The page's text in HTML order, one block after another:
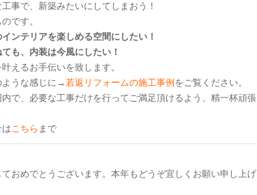
事で、新築みたいにしてしまおう！
です。
ンテリアを楽しめる空間にしたい！
も、内装は今風にしたい！
えるお手伝いを致します。
ような感じに→若返リフォームの施工事例 をご覧ください。
で、必要な工事だけを行ってご満足頂けるよう、精一杯頑張
こちら まで
おめでとうございます。本年もどうぞ宜しくお願い申し上げ